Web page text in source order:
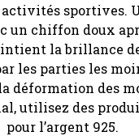
sportives.
un chiffon doux
la brillance de
les parties les
déformation des
utilisez des
pour l’argent 925.